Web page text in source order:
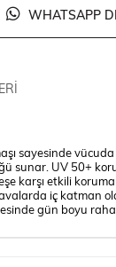
WHATSAPP
sayesinde
sunar. UV 50+
karşı etkili
iç katman
gün boyu